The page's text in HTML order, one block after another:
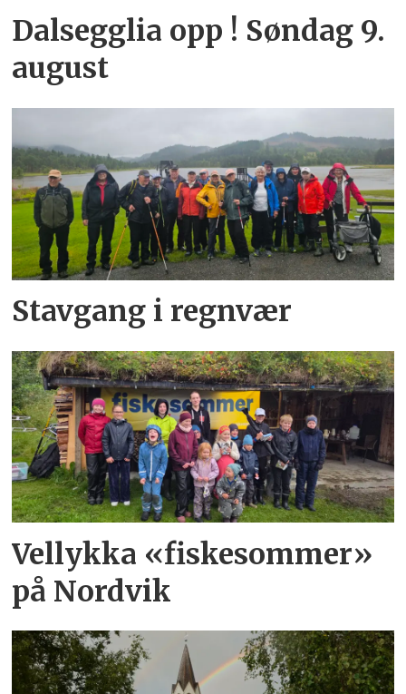
Dalsegglia opp ! Søndag 9.
august
Stavgang i regnvær
Vellykka «fiskesommer»
på Nordvik